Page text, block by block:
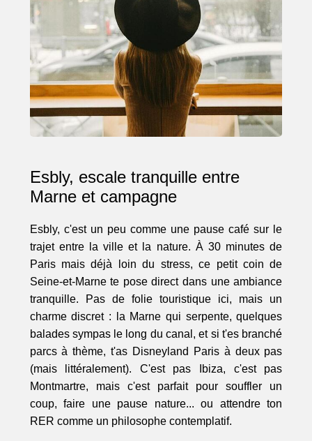
Esbly, escale tranquille entre
Marne et campagne
Esbly, c'est un peu comme une pause café sur le
trajet entre la ville et la nature. À 30 minutes de
Paris mais déjà loin du stress, ce petit coin de
Seine-et-Marne te pose direct dans une ambiance
tranquille. Pas de folie touristique ici, mais un
charme discret : la Marne qui serpente, quelques
balades sympas le long du canal, et si t'es branché
parcs à thème, t'as Disneyland Paris à deux pas
(mais littéralement). C'est pas Ibiza, c'est pas
Montmartre, mais c'est parfait pour souffler un
coup, faire une pause nature... ou attendre ton
RER comme un philosophe contemplatif.